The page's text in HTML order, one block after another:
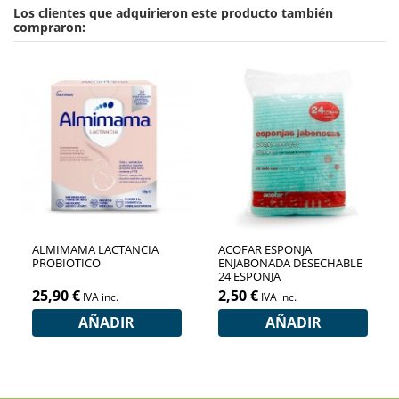
Los clientes que adquirieron este producto también
compraron:
ALMIMAMA LACTANCIA
PROBIOTICO
25,90 € IVA inc.
AÑADIR
ACOFAR ESPONJA
ENJABONADA DESECHABLE
24 ESPONJA
2,50 € IVA inc.
AÑADIR